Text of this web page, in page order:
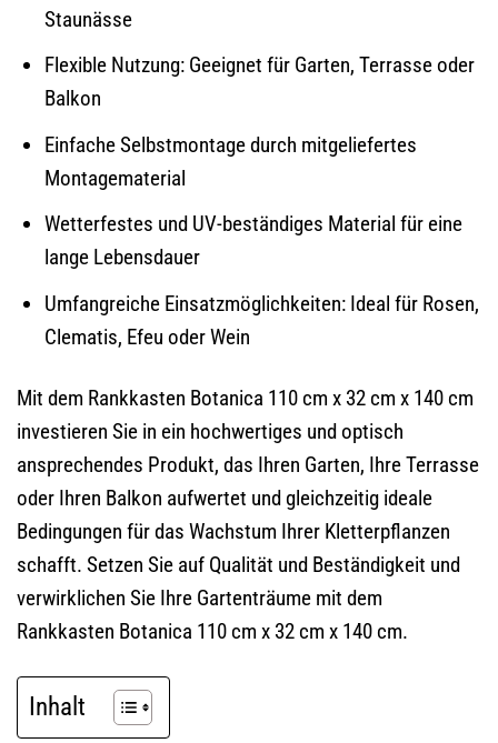
Staunässe
Flexible Nutzung: Geeignet für Garten, Terrasse oder
Balkon
Einfache Selbstmontage durch mitgeliefertes
Montagematerial
Wetterfestes und UV-beständiges Material für eine
lange Lebensdauer
Umfangreiche Einsatzmöglichkeiten: Ideal für Rosen,
Clematis, Efeu oder Wein
Mit dem Rankkasten Botanica 110 cm x 32 cm x 140 cm
investieren Sie in ein hochwertiges und optisch
ansprechendes Produkt, das Ihren Garten, Ihre Terrasse
oder Ihren Balkon aufwertet und gleichzeitig ideale
Bedingungen für das Wachstum Ihrer Kletterpflanzen
schafft. Setzen Sie auf Qualität und Beständigkeit und
verwirklichen Sie Ihre Gartenträume mit dem
Rankkasten Botanica 110 cm x 32 cm x 140 cm.
Inhalt